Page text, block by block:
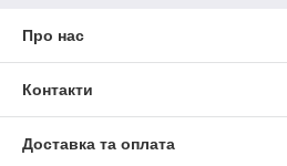
Про нас
Контакти
Доставка та оплата